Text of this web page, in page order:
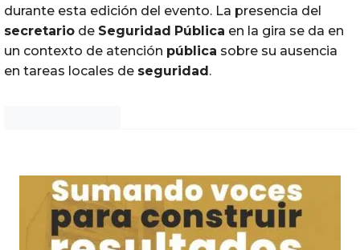
durante esta edición del evento. La presencia del
secretario de Seguridad Pública en la gira se da en
un contexto de atención pública sobre su ausencia
en tareas locales de seguridad.